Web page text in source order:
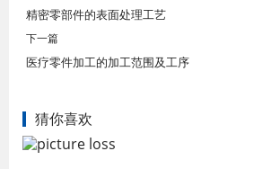
精密零部件的表面处理工艺
下一篇
医疗零件加工的加工范围及工序
猜你喜欢